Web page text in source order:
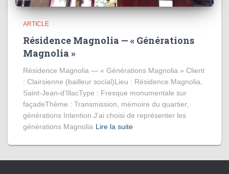
ARTICLE
Résidence Magnolia — « Générations
Magnolia »
Résidence Magnolia — « Générations Magnolia » Client
: Clairsienne (bailleur social)Lieu : Résidence Magnolia,
Saint-Jean-d’IllacType : Fresque monumentale sur
façadeThème : Transmission, mémoire du quartier,
générations Intention J’ai choisi de représenter les
générations Magnolia Lire la suite